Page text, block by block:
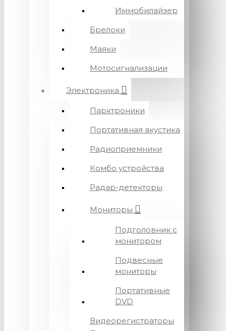
Иммобилайзер
Брелоки
Маяки
Мотосигнализации
Электроника
Парктроники
Портативная акустика
Радиоприемники
Комбо устройства
Радар-детекторы
Мониторы
Подголовник с
монитором
Подвесные
мониторы
Портативные
DVD
Видеорегистраторы